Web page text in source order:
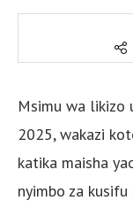
Msimu wa likizo
2025, wakazi
katika maisha
nyimbo za kusifu